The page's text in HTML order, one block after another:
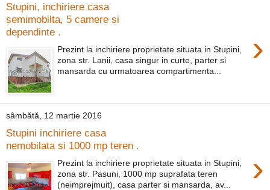
Stupini, inchiriere casa
semimobilta, 5 camere si
dependinte .
›
Prezint la inchiriere proprietate situata in Stupini,
zona str. Lanii, casa singur in curte, parter si
mansarda cu urmatoarea compartimenta...
sâmbătă, 12 martie 2016
Stupini inchiriere casa
nemobilata si 1000 mp teren .
›
Prezint la inchiriere proprietate situata in Stupini,
zona str. Pasuni, 1000 mp suprafata teren
(neimprejmuit), casa parter si mansarda, av...